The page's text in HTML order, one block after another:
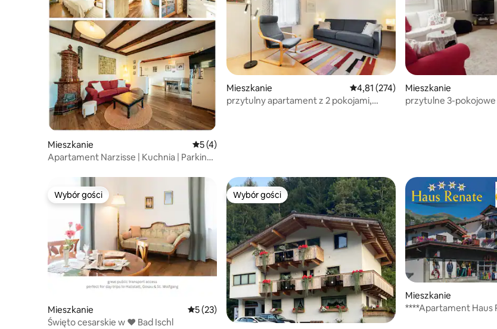
Mieszkanie Średnia ocena: 5 na 5, liczba recenzji: 4
5 (4)
Apartament Narzisse | Kuchnia | Parking |
Mieszkanie Średnia ocena: 4,81 na 5, liczba
4,81 (274)
przytulny apartament z 2 pokojami,
Mieszkanie
przytulne 3-
Wybór gości
Wybór gości
Mieszkanie Średnia ocena: 5 na 5, liczba recenzji: 23
5 (23)
Święto cesarskie w ♥ Bad Ischl
Wybór gości
Wybór gości
Mieszkanie
****Apartament Haus